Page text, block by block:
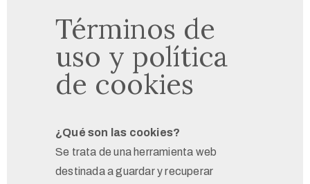
Términos de
uso y política
de cookies
¿Qué son las cookies?
Se trata de una herramienta web
destinada a guardar y recuperar